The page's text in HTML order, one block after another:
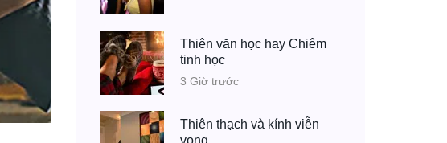
Thiên văn học hay Chiêm
tinh học
3 Giờ trước
Thiên thạch và kính viễn
vọng